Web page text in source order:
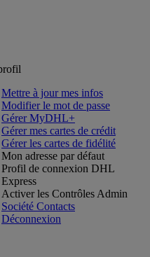
Mettre à jour mes infos
Modifier le mot de passe
Gérer MyDHL+
Gérer mes cartes de crédit
Gérer les cartes de fidélité
Mon adresse par défaut
Profil de connexion DHL
Express
Activer les Contrôles Admin
Société Contacts
Déconnexion